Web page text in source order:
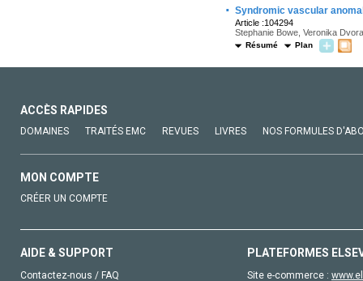
· Syndromic vascular
Article :104294
Stephanie Bowe, Veronika
Résumé Plan
ACCÈS RAPIDES
DOMAINES TRAITÉS EMC REVUES LIVRES NOS FORMULES
MON COMPTE
CRÉER UN COMPTE
AIDE & SUPPORT
Contactez-nous / FAQ
PLATEFORMES
Site e-commerce :